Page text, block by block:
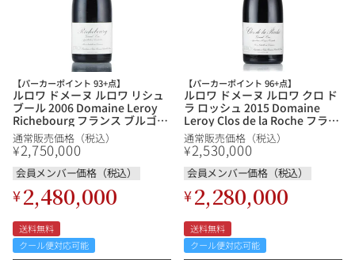
【パーカーポイント 93+点】
ルロワ ドメーヌ ルロワ リシュ
ブール 2006 Domaine Leroy
Richebourg フランス ブルゴー
ニュ 赤ワイン
通常販売価格（税込）
¥2,750,000
会員メンバー価格（税込）
¥2,480,000
送料無料
クール便対応可能
【パーカーポイント 96+点】
ルロワ ドメーヌ ルロワ クロ ド
ラ ロッシュ 2015 Domaine
Leroy Clos de la Roche フラン
ス ブルゴーニュ 赤ワイン
通常販売価格（税込）
¥2,530,000
会員メンバー価格（税込）
¥2,280,000
送料無料
クール便対応可能